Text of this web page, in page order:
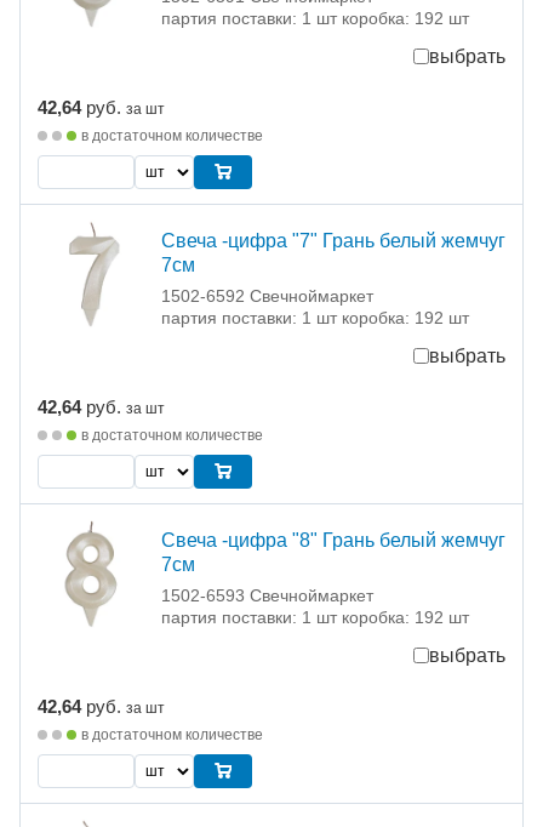
партия поставки: 1 шт коробка: 192 шт
выбрать
42,64 руб. за шт
в достаточном количестве
Свеча -цифра "7" Грань белый жемчуг
7см
1502-6592 Свечноймаркет
партия поставки: 1 шт коробка: 192 шт
выбрать
42,64 руб. за шт
в достаточном количестве
Свеча -цифра "8" Грань белый жемчуг
7см
1502-6593 Свечноймаркет
партия поставки: 1 шт коробка: 192 шт
выбрать
42,64 руб. за шт
в достаточном количестве